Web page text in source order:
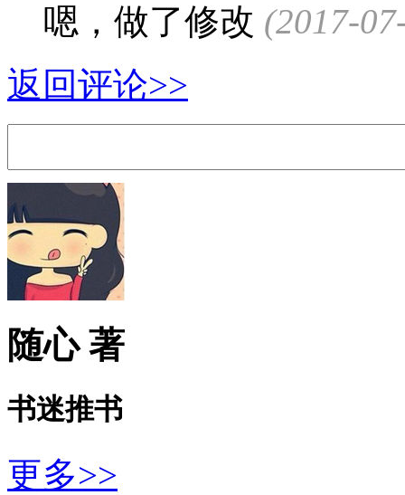
嗯，做了修改 (2017-
返回评论>>
随心 著
书迷推书
更多>>